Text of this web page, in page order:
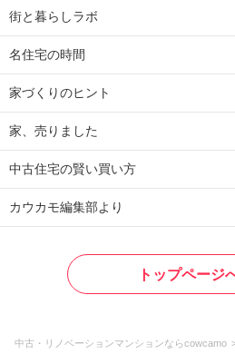
街と暮らしラボ
名住宅の時間
家づくりのヒント
家、売りました
中古住宅の賢い買い方
カウカモ編集部より
トップページ
中古・リノベーションマンションならcowcamo